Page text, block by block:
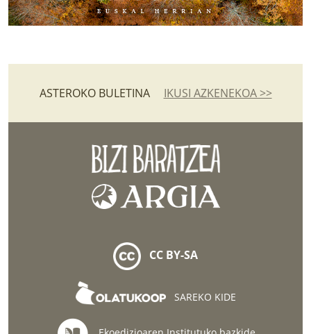
ASTEROKO BULETINA IKUSI AZKENEKOA >>
CC BY-SA
SAREKO KIDE